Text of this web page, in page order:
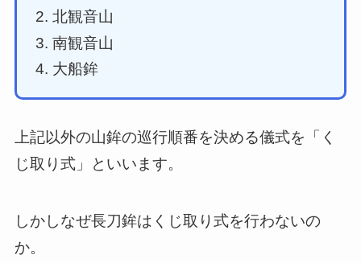
北観音山
南観音山
大船鉾
上記以外の山鉾の巡行順番を決める儀式を「く
じ取り式」といいます。
しかしなぜ長刀鉾はくじ取り式を行わないの
か。